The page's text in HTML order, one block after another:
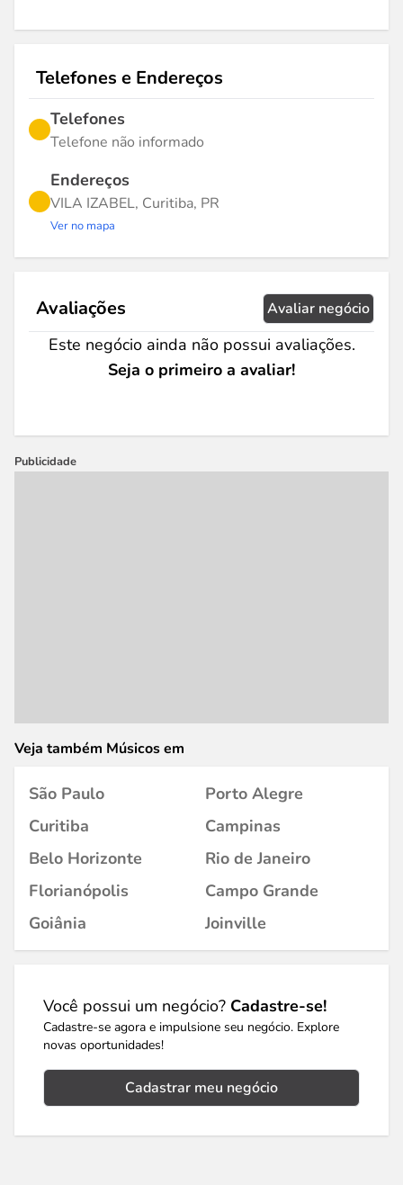
Telefones e Endereços
Telefones
Telefone não informado
Endereços
VILA IZABEL, Curitiba, PR
Ver no mapa
Avaliações Avaliar negócio
Este negócio ainda não possui avaliações.
Seja o primeiro a avaliar!
Publicidade
Veja também Músicos em
São Paulo
Porto Alegre
Curitiba
Campinas
Belo Horizonte
Rio de Janeiro
Florianópolis
Campo Grande
Goiânia
Joinville
Você possui um negócio? Cadastre-se!
Cadastre-se agora e impulsione seu negócio. Explore
novas oportunidades!
Cadastrar meu negócio